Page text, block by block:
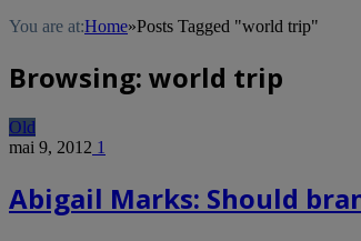
You are at:Home»Posts Tagged "world trip"
Browsing: world trip
Old
mai 9, 2012 1
Abigail Marks: Should